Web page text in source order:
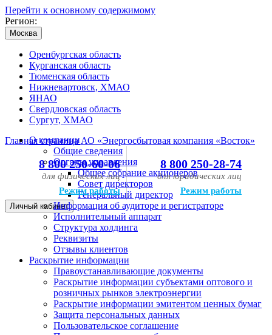
Перейти к основному содержимому
Регион:
Москва
Оренбургская область
Курганская область
Тюменская область
Нижневартовск, ХМАО
ЯНАО
Свердловская область
Сургут, ХМАО
Главная страница АО «Энергосбытовая компания «Восток»
8 800 250-60-06
для физических лиц
Режим работы
8 800 250-28-74
для юридических лиц
Режим работы
Личный кабинет
О компании
Общие сведения
Органы управления
Общее собрание акционеров
Совет директоров
Генеральный директор
Информация об аудиторе и регистраторе
Исполнительный аппарат
Структура холдинга
Реквизиты
Отзывы клиентов
Раскрытие информации
Правоустанавливающие документы
Раскрытие информации субъектами оптового и
розничных рынков электроэнергии
Раскрытие информации эмитентом ценных бумаг
Защита персональных данных
Пользовательское соглашение